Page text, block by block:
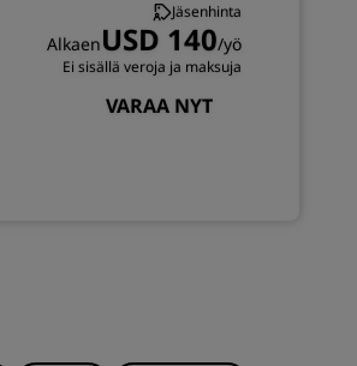
Jäsenhinta
AlkaenUSD 140/yö
Ei sisällä veroja ja maksuja
VARAA NYT